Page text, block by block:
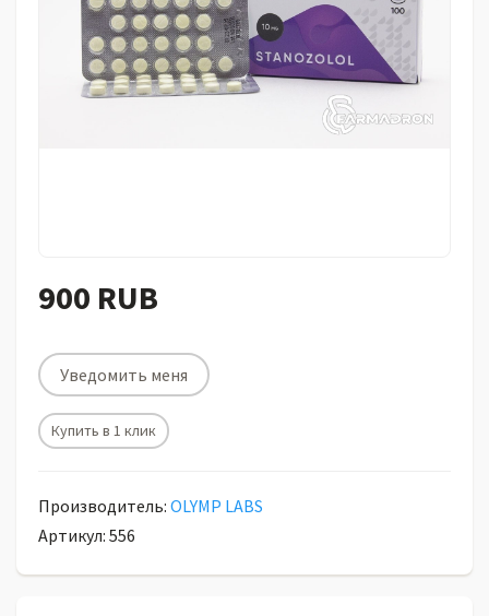
900 RUB
Уведомить меня
Купить в 1 клик
Производитель: OLYMP LABS
Артикул: 556